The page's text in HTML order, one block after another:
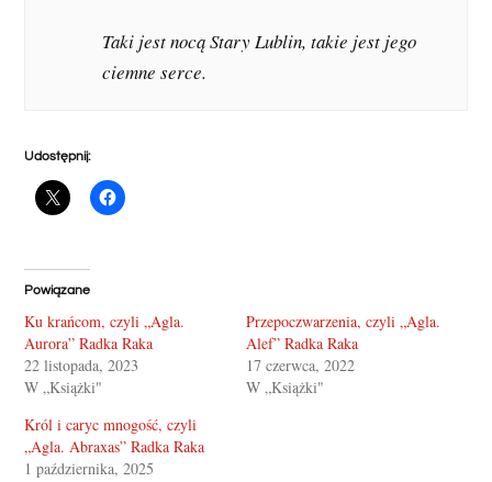
Taki jest nocą Stary Lublin, takie jest jego
ciemne serce.
Udostępnij:
Powiązane
Ku krańcom, czyli „Agla.
Aurora” Radka Raka
22 listopada, 2023
W „Książki"
Przepoczwarzenia, czyli „Agla.
Alef” Radka Raka
17 czerwca, 2022
W „Książki"
Król i caryc mnogość, czyli
„Agla. Abraxas” Radka Raka
1 października, 2025